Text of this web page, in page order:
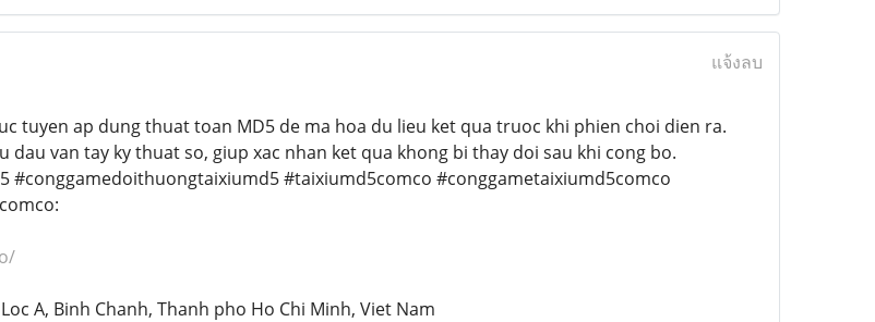
แจ้งลบ
tuyen ap dung thuat toan MD5 de ma hoa du lieu ket qua truoc khi phien choi dien ra.
dau van tay ky thuat so, giup xac nhan ket qua khong bi thay doi sau khi cong bo.
#conggamedoithuongtaixiumd5 #taixiumd5comco #conggametaixiumd5comco
A, Binh Chanh, Thanh pho Ho Chi Minh, Viet Nam